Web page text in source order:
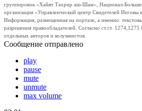
группировок «Хайят Тахрир аш-Шам», Национал-
организация «Управленческий центр Свидетелей
Информация, размещенная на портале, а именно:
разрешения правообладателей. Согласно ст.ст.
отдельных авторов и колумнистов.
Сообщение отправлено
play
pause
mute
unmute
max volume